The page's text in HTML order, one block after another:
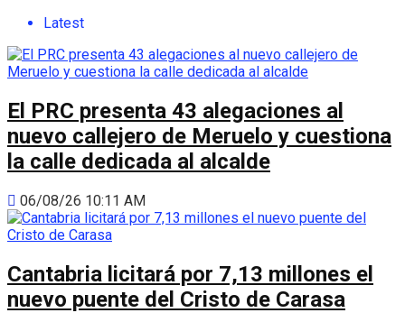
Latest
El PRC presenta 43 alegaciones al
nuevo callejero de Meruelo y cuestiona
la calle dedicada al alcalde
06/08/26 10:11 AM
Cantabria licitará por 7,13 millones el
nuevo puente del Cristo de Carasa